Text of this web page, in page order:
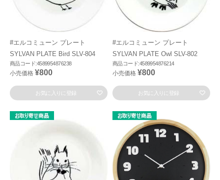
#エルコミューン プレート
SYLVAN PLATE Bird SLV-804
商品コード:4589954876238
小売価格 ¥800
お気に入りに登録
#エルコミューン プレート
SYLVAN PLATE Owl SLV-802
商品コード:4589954876214
小売価格 ¥800
お気に入りに登録